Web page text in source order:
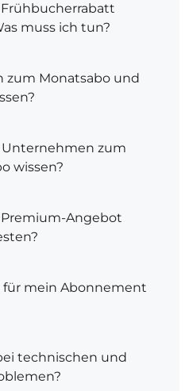
muss ich tun?
zum Monatsabo und
Unternehmen zum
wissen?
Premium-Angebot
für mein Abonnement
technischen und